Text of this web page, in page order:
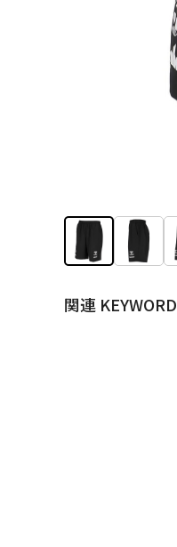
関連 KEYWORD